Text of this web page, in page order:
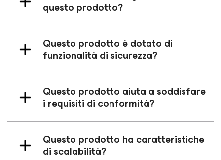
questo prodotto?
Questo prodotto è dotato di
funzionalità di sicurezza?
Questo prodotto aiuta a soddisfare
i requisiti di conformità?
Questo prodotto ha caratteristiche
di scalabilità?